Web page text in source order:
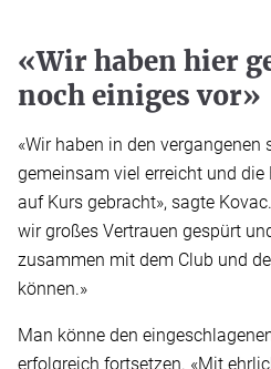
«Wir haben hier
noch einiges vor»
«Wir haben in den vergangenen
gemeinsam viel erreicht und
auf Kurs gebracht», sagte
wir großes Vertrauen gespürt
zusammen mit dem Club und
können.»
Man könne den
erfolgreich fortsetzen. «Mit